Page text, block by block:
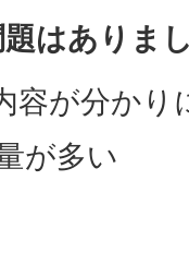
はありま
容が分かり
が多い